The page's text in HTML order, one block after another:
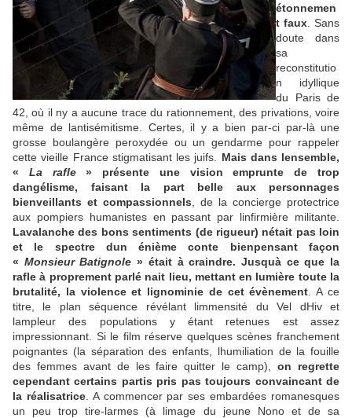
étonnemen
t faux . Sans
doute dans
sa
reconstitutio
n idyllique
du Paris de
42, où il ny a aucune trace du rationnement, des privations, voire
même de lantisémitisme. Certes, il y a bien par-ci par-là une
grosse boulangère peroxydée ou un gendarme pour rappeler
cette vieille France stigmatisant les juifs. Mais dans lensemble,
« La rafle» présente une vision emprunte de trop
dangélisme, faisant la part belle aux personnages
bienveillants et compassionnels
de la concierge protectrice
aux pompiers humanistes en passant par linfirmière militante.
Lavalanche des bons sentiments (de rigueur) nétait pas loin
et le spectre dun énième conte bienpensant façon
« Monsieur Batignole » était à craindre. Jusquà ce que la
rafle à proprement parlé nait lieu, mettant en lumière toute la
brutalité, la violence et lignominie de cet évènement . A ce
titre, le plan séquence révélant limmensité du Vel dHiv et
lampleur des populations y étant retenues est assez
impressionnant. Si le film réserve quelques scènes franchement
poignantes (la séparation des enfants, lhumiliation de la fouille
des femmes avant de les faire quitter le camp),on regrette
cependant certains partis pris pas toujours convaincant de
la réalisatrice. A commencer par ses embardées romanesques
un peu trop tire-larmes (à limage du jeune Nono et de sa